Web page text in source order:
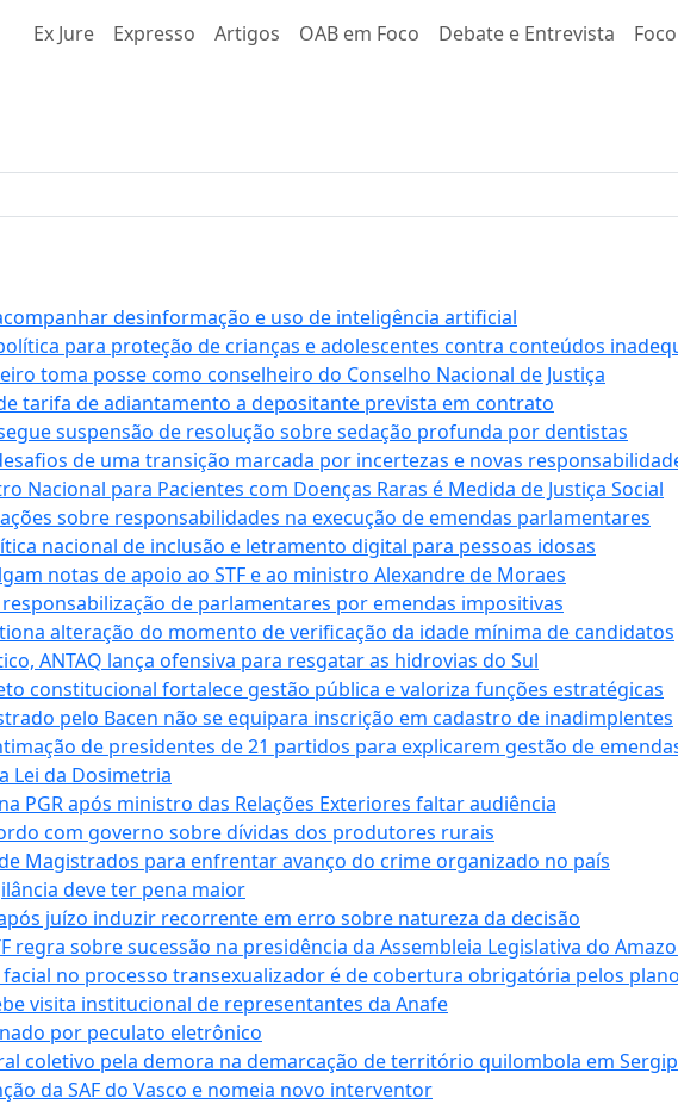
Ex Jure Expresso Artigos OAB em Foco Debate e Entrevista
desinformação e uso de inteligência artificial
para proteção de crianças e adolescentes contra conteúdos
toma posse como conselheiro do Conselho Nacional de Justiça
tarifa de adiantamento a depositante prevista em contrato
suspensão de resolução sobre sedação profunda por dentistas
de uma transição marcada por incertezas e novas
Nacional para Pacientes com Doenças Raras é Medida de Justiça Social
sobre responsabilidades na execução de emendas parlamentares
nacional de inclusão e letramento digital para pessoas idosas
notas de apoio ao STF e ao ministro Alexandre de Moraes
de parlamentares por emendas impositivas
alteração do momento de verificação da idade mínima de candidatos
ANTAQ lança ofensiva para resgatar as hidrovias do Sul
constitucional fortalece gestão pública e valoriza funções estratégicas
pelo Bacen não se equipara inscrição em cadastro de inadimplentes
de presidentes de 21 partidos para explicarem gestão de
Lei da Dosimetria
PGR após ministro das Relações Exteriores faltar audiência
com governo sobre dívidas dos produtores rurais
Magistrados para enfrentar avanço do crime organizado no país
deve ter pena maior
juízo induzir recorrente em erro sobre natureza da decisão
regra sobre sucessão na presidência da Assembleia Legislativa do
no processo transexualizador é de cobertura obrigatória pelos
visita institucional de representantes da Anafe
por peculato eletrônico
coletivo pela demora na demarcação de território quilombola em
da SAF do Vasco e nomeia novo interventor